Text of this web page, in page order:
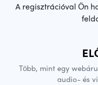
A regisztrációval Ön
Több, mint egy
audio- és